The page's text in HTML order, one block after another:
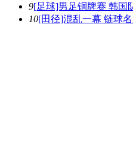
9[足球]男足铜牌赛 韩国
10[田径]混乱一幕 链球